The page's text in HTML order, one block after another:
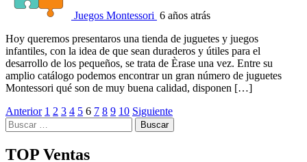
Juegos Montessori 6 años atrás
Hoy queremos presentaros una tienda de juguetes y juegos
infantiles, con la idea de que sean duraderos y útiles para el
desarrollo de los pequeños, se trata de Èrase una vez. Entre su
amplio catálogo podemos encontrar un gran número de juguetes
Montessori qué son de muy buena calidad, disponen […]
Paginación
de
entradas
Anterior 1 2 3 4 5 6 7 8 9 10 Siguiente
Buscar:
TOP Ventas